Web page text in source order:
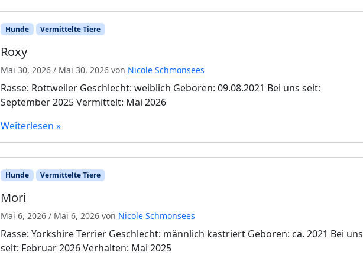
Hunde Vermittelte Tiere
Roxy
Mai 30, 2026 / Mai 30, 2026 von Nicole Schmonsees
Rasse: Rottweiler Geschlecht: weiblich Geboren: 09.08.2021 Bei uns seit:
September 2025 Vermittelt: Mai 2026
Weiterlesen »
Hunde Vermittelte Tiere
Mori
Mai 6, 2026 / Mai 6, 2026 von Nicole Schmonsees
Rasse: Yorkshire Terrier Geschlecht: männlich kastriert Geboren: ca. 2021 Bei uns
seit: Februar 2026 Verhalten: Mai 2025